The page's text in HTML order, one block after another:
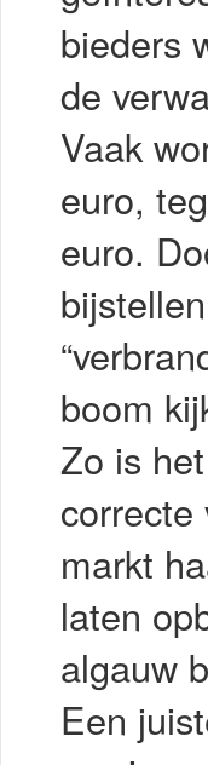
bieders
de
Vaak
euro,
euro.
boom
Zo is
markt
laten
algauw
Een